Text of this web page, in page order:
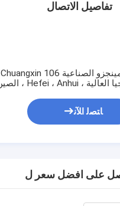
تفاصيل الاتصال
5f ، مبنى 2 أ ، حديقة مينجزو الصناعية 106 Chuangxin
ﺎﺘﺼﻟ ﺍﻶﻧ
على افضل سعر ل